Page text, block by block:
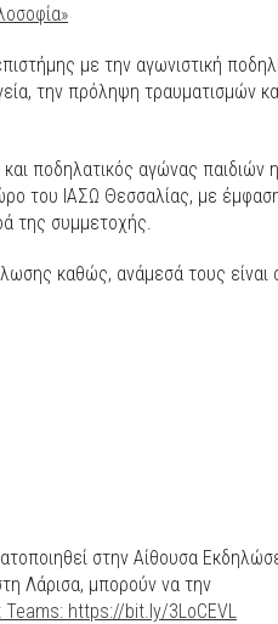
με την αγωνιστική
την πρόληψη τραυματισμών
ποδηλατικός αγώνας παιδιών
του ΙΑΣΩ Θεσσαλίας, με
της συμμετοχής.
καθώς, ανάμεσά τους είναι
στην Αίθουσα
Λάρισα, μπορούν να την
https://bit.ly/3LoCEVL